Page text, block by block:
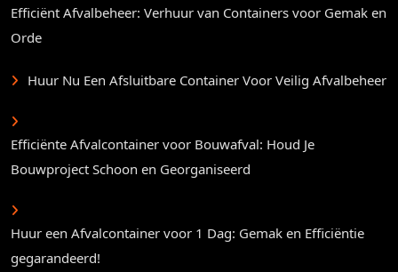
Efficiënt Afvalbeheer: Verhuur van Containers voor Gemak en
Orde
Huur Nu Een Afsluitbare Container Voor Veilig Afvalbeheer
Efficiënte Afvalcontainer voor Bouwafval: Houd Je
Bouwproject Schoon en Georganiseerd
Huur een Afvalcontainer voor 1 Dag: Gemak en Efficiëntie
gegarandeerd!